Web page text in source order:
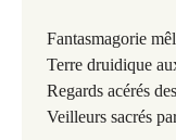
Fantasmagorie
Terre druidique
Regards acérés
Veilleurs sacrés